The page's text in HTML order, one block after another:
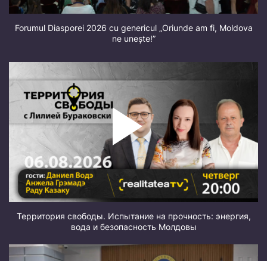
Forumul Diasporei 2026 cu genericul „Oriunde am fi, Moldova
ne unește!”
Территория свободы. Испытание на прочность: энергия,
вода и безопасность Молдовы